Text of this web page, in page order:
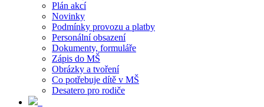
Plán akcí
Novinky
Podmínky provozu a platby
Personální obsazení
Dokumenty, formuláře
Zápis do MŠ
Obrázky a tvoření
Co potřebuje dítě v MŠ
Desatero pro rodiče